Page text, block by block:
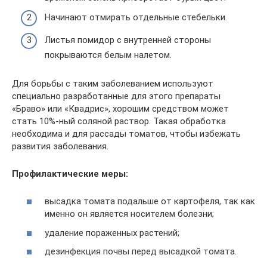
Начинают отмирать отдельные стебельки.
Листья помидор с внутренней стороны
покрываются белым налетом.
Для борьбы с таким заболеванием используют
специально разработанные для этого препараты
«Браво» или «Квадрис», хорошим средством может
стать 10%-ный соляной раствор. Такая обработка
необходима и для рассады томатов, чтобы избежать
развития заболевания.
Профилактические меры:
высадка томата подальше от картофеля, так как
именно он является носителем болезни;
удаление пораженных растений;
дезинфекция почвы перед высадкой томата.